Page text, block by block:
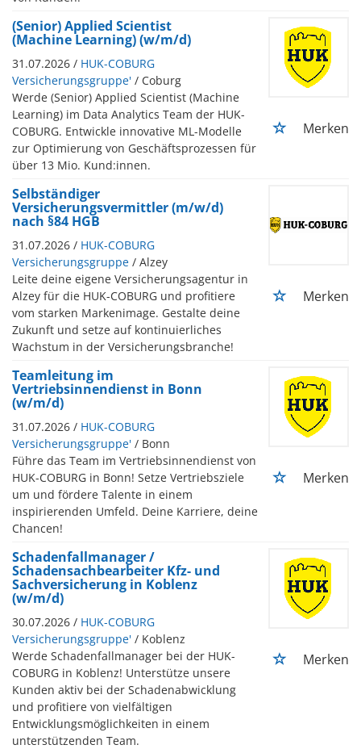
(Senior) Applied Scientist
(Machine Learning) (w/m/d)
31.07.2026 / HUK-COBURG
Versicherungsgruppe' / Coburg
Werde (Senior) Applied Scientist (Machine
Learning) im Data Analytics Team der HUK-
COBURG. Entwickle innovative ML-Modelle
zur Optimierung von Geschäftsprozessen für
über 13 Mio. Kund:innen.
Merken
Selbständiger
Versicherungsvermittler (m/w/d)
nach §84 HGB
31.07.2026 / HUK-COBURG
Versicherungsgruppe / Alzey
Leite deine eigene Versicherungsagentur in
Alzey für die HUK-COBURG und profitiere
vom starken Markenimage. Gestalte deine
Zukunft und setze auf kontinuierliches
Wachstum in der Versicherungsbranche!
Merken
Teamleitung im
Vertriebsinnendienst in Bonn
(w/m/d)
31.07.2026 / HUK-COBURG
Versicherungsgruppe' / Bonn
Führe das Team im Vertriebsinnendienst von
HUK-COBURG in Bonn! Setze Vertriebsziele
um und fördere Talente in einem
inspirierenden Umfeld. Deine Karriere, deine
Chancen!
Merken
Schadenfallmanager /
Schadensachbearbeiter Kfz- und
Sachversicherung in Koblenz
(w/m/d)
30.07.2026 / HUK-COBURG
Versicherungsgruppe' / Koblenz
Werde Schadenfallmanager bei der HUK-
COBURG in Koblenz! Unterstütze unsere
Kunden aktiv bei der Schadenabwicklung
und profitiere von vielfältigen
Entwicklungsmöglichkeiten in einem
unterstützenden Team.
Merken